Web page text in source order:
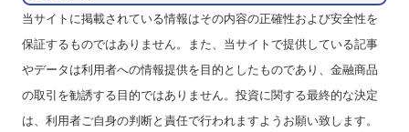
当サイトに掲載されている情報はその内容の正確性および安全性を
保証するものではありません。また、当サイトで提供している記事
やデータは利用者への情報提供を目的としたものであり、金融商品
の取引を勧誘する目的ではありません。投資に関する最終的な決定
は、利用者ご自身の判断と責任で行われますようお願い致します。